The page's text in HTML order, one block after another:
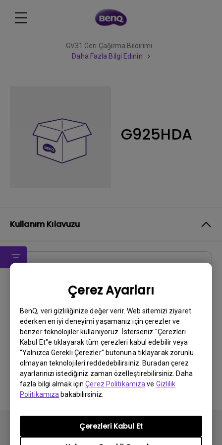
Çerez Ayarları
BenQ, veri gizliliğinize değer verir. Web sitemizi ziyaret
ederken en iyi deneyimi yaşamanız için çerezler ve
benzer teknolojiler kullanıyoruz. İsterseniz "Çerezleri
Kabul Et"e tıklayarak tüm çerezleri kabul edebilir veya
"Yalnızca Gerekli Çerezler" butonuna tıklayarak zorunlu
olmayan teknolojileri reddedebilirsiniz. Buradan çerez
ayarlarınızı istediğiniz zaman özelleştirebilirsiniz. Daha
fazla bilgi almak içinÇerez Politikamıza ve Gizlilik
Politikamıza bakabilirsiniz.
Çerezleri Kabul Et
GV31 Geri Çağırma Bildirimi
Daha Fazla Bilgi Edinin
G925HDA
Kullanım Kılavuzu
Regulatory Statements
Güncelleme:2026/08/07
Dil:General
Dosya Boyutu:752.9 KB
Sürüm:
Önizleme